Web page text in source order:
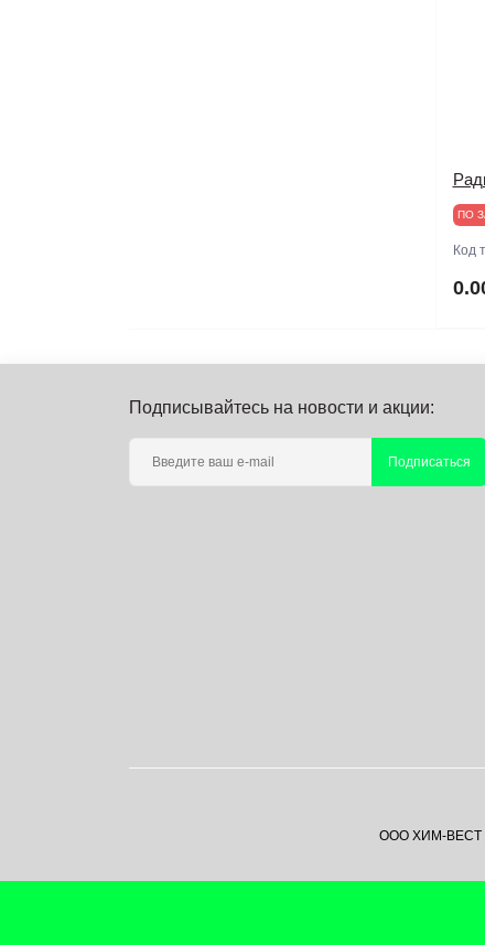
ПО
Код
Подписывайтесь на новости и акции:
Подписаться
ООО ХИМ-ВЕСТ